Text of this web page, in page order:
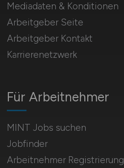
Für Arbeitnehmer
MINT Jobs suchen
Jobfinder
Arbeitnehmer Registrierung
Mediadaten & Konditionen
Arbeitgeber Seite
Arbeitgeber Kontakt
Karrierenetzwerk